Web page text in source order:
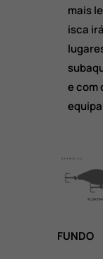
mais
isca
e com
FUNDO